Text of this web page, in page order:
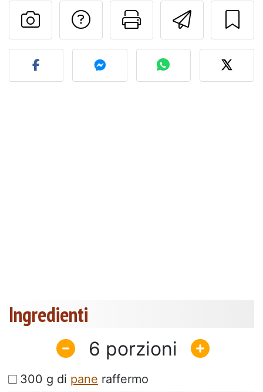
Invia
Stampa la
Contatta l'autore
Pubblica la foto di
Ingredienti
6
300 g di pane raffermo